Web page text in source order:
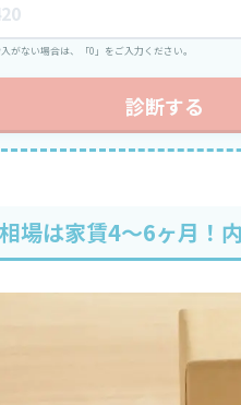
がない場合は、「0」をご入力ください。
診断する
場は家賃4〜6ヶ月！